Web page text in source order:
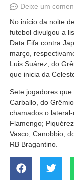
Deixe um
No início da noite
futebol divulgou a
Data Fifa contra
março,
Luis Suárez, do
que inicia da
Sete jogadores que
Carballo, do
chamados o
Flamengo;
Vasco; Canobbio,
RB Bragantino.